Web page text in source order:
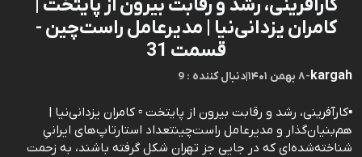
کارآفرینی، رشد و رقابت بیرون از پایتخت |
کامران یزدانی‌نیا | مدیرعامل راست‌چین -
قسمت 31
kargah
-۸ بهمن ۱۴۰۱ |9 : دنبال کننده
▪️کارآفرینی، رشد و رقابت بیرون از پایتخت ▫️ کامران یزدانی‌نیا |
هم‌بنیان‌گذار و مدیرعامل راست‌چینتعداد استارتاپ‌های ایرانیِ
شناخته‌شده‌ای که در جایی جز تهران شکل گرفته باشند، به زحمت